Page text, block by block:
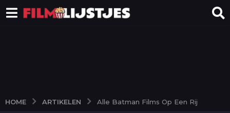
HOME ARTIKELEN Alle Batman Films Op Een Rij